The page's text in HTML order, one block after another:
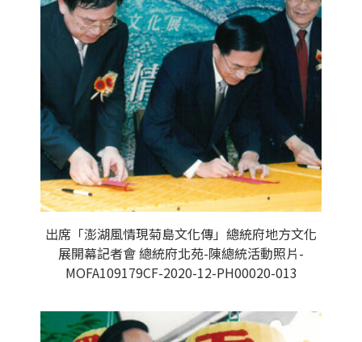
出席「澎湖風情現菊島文化傳」總統府地方文化
展開幕記者會 總統府北苑-陳總統活動照片-
MOFA109179CF-2020-12-PH00020-013